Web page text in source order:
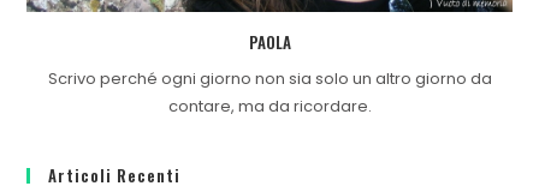
PAOLA
Scrivo perché ogni giorno non sia solo un altro giorno da
contare, ma da ricordare.
Articoli Recenti